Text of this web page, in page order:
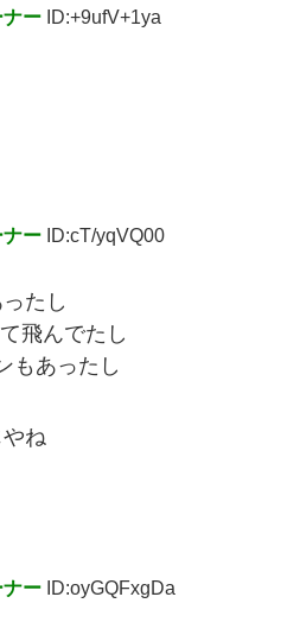
ー ID:+9ufV+1ya
ー ID:cT/yqVQ00
たし
飛んでたし
もあったし
ね
ー ID:oyGQFxgDa